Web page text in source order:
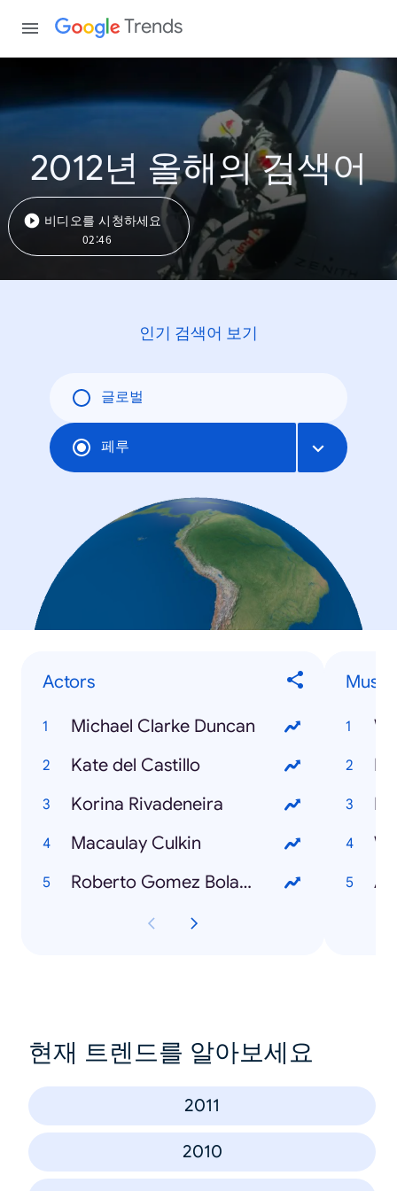
Trends
2012년 올해의 검색어
비디오를 시청하세요
02:46
인기 검색어 보기
글로벌
페루
Actors
Michael Clarke Duncan
Kate del Castillo
Korina Rivadeneira
Macaulay Culkin
Roberto Gomez Bolaños
현재 트렌드를 알아보세요
2011
2010